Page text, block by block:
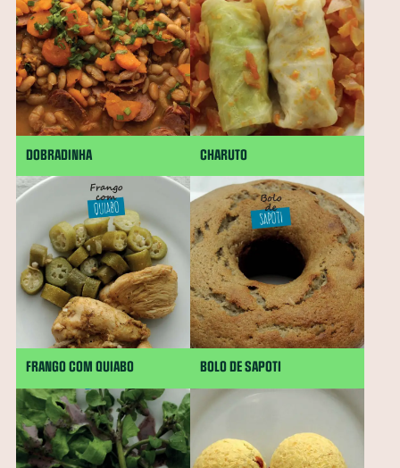
DOBRADINHA CHARUTO
FRANGO COM QUIABO BOLO DE SAPOTI